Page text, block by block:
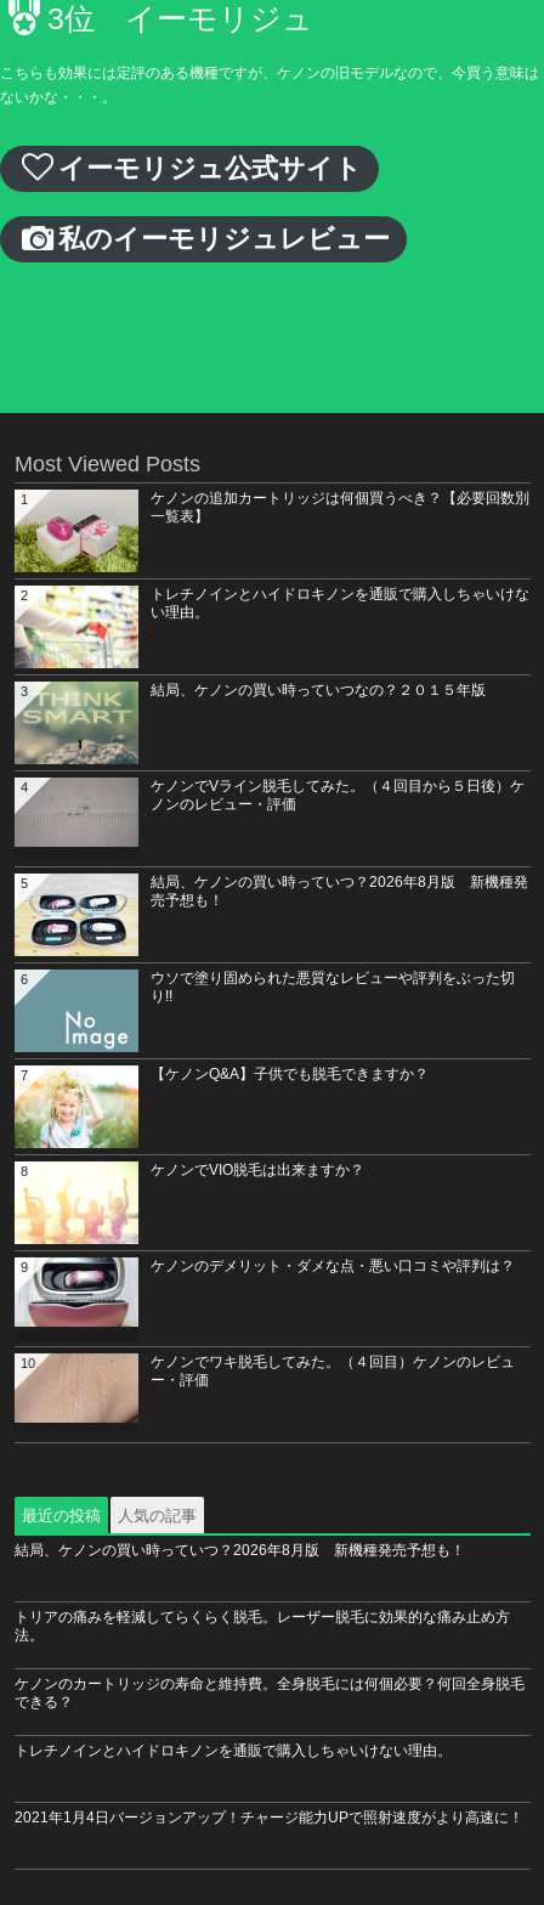
3位 イーモリジュ
こちらも効果には定評のある機種ですが、ケノンの旧モデルなので、今買う意味は
ないかな・・・。
イーモリジュ公式サイト
私のイーモリジュレビュー
Most Viewed Posts
ケノンの追加カートリッジは何個買うべき？【必要回数別
一覧表】
1
トレチノインとハイドロキノンを通販で購入しちゃいけな
い理由。
2
結局、ケノンの買い時っていつなの？２０１５年版
3
ケノンでVライン脱毛してみた。（４回目から５日後）ケ
ノンのレビュー・評価
4
結局、ケノンの買い時っていつ？2026年8月版 新機種発
売予想も！
5
ウソで塗り固められた悪質なレビューや評判をぶった切
り!!
6
【ケノンQ&A】子供でも脱毛できますか？
7
ケノンでVIO脱毛は出来ますか？
8
ケノンのデメリット・ダメな点・悪い口コミや評判は？
9
ケノンでワキ脱毛してみた。（４回目）ケノンのレビュ
ー・評価
10
最近の投稿 人気の記事
結局、ケノンの買い時っていつ？2026年8月版 新機種発売予想も！
トリアの痛みを軽減してらくらく脱毛。レーザー脱毛に効果的な痛み止め方
法。
ケノンのカートリッジの寿命と維持費。全身脱毛には何個必要？何回全身脱毛
できる？
トレチノインとハイドロキノンを通販で購入しちゃいけない理由。
2021年1月4日バージョンアップ！チャージ能力UPで照射速度がより高速に！